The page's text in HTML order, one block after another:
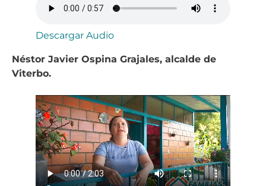
Descargar Audio
Néstor Javier Ospina Grajales, alcalde de
Viterbo.